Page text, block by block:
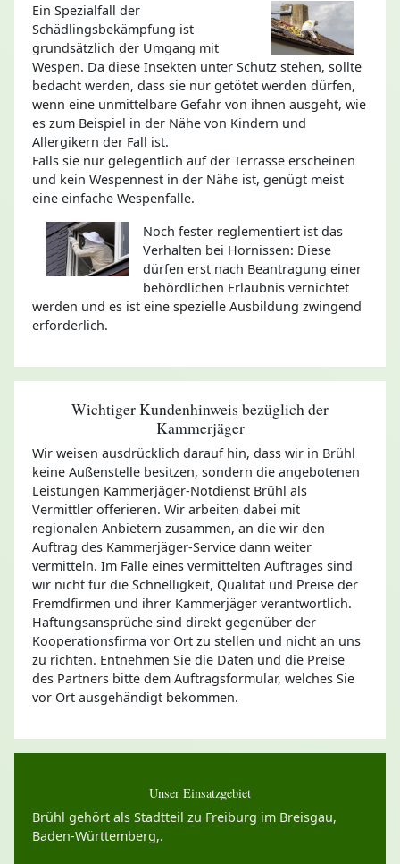
Ein Spezialfall der
Schädlingsbekämpfung ist
grundsätzlich der Umgang mit
Wespen. Da diese Insekten unter Schutz stehen, sollte
bedacht werden, dass sie nur getötet werden dürfen,
wenn eine unmittelbare Gefahr von ihnen ausgeht, wie
es zum Beispiel in der Nähe von Kindern und
Allergikern der Fall ist.
Falls sie nur gelegentlich auf der Terrasse erscheinen
und kein Wespennest in der Nähe ist, genügt meist
eine einfache Wespenfalle.
Noch fester reglementiert ist das
Verhalten bei Hornissen: Diese
dürfen erst nach Beantragung einer
behördlichen Erlaubnis vernichtet
werden und es ist eine spezielle Ausbildung zwingend
erforderlich.
Wichtiger Kundenhinweis bezüglich der
Kammerjäger
Wir weisen ausdrücklich darauf hin, dass wir in Brühl
keine Außenstelle besitzen, sondern die angebotenen
Leistungen Kammerjäger-Notdienst Brühl als
Vermittler offerieren. Wir arbeiten dabei mit
regionalen Anbietern zusammen, an die wir den
Auftrag des Kammerjäger-Service dann weiter
vermitteln. Im Falle eines vermittelten Auftrages sind
wir nicht für die Schnelligkeit, Qualität und Preise der
Fremdfirmen und ihrer Kammerjäger verantwortlich.
Haftungsansprüche sind direkt gegenüber der
Kooperationsfirma vor Ort zu stellen und nicht an uns
zu richten. Entnehmen Sie die Daten und die Preise
des Partners bitte dem Auftragsformular, welches Sie
vor Ort ausgehändigt bekommen.
Unser Einsatzgebiet
Brühl gehört als Stadtteil zu Freiburg im Breisgau,
Baden-Württemberg,.